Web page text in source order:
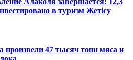
в туризм Жетісу
произвели 47 тысяч тонн мяса и